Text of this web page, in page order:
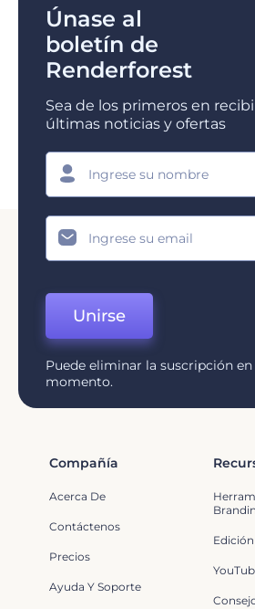
Únase al
boletín de
Renderforest
Sea de los primeros en
últimas noticias y ofertas
Unirse
Puede eliminar la suscripción
momento.
Compañía
Acerca De
Contáctenos
Precios
Ayuda Y Soporte